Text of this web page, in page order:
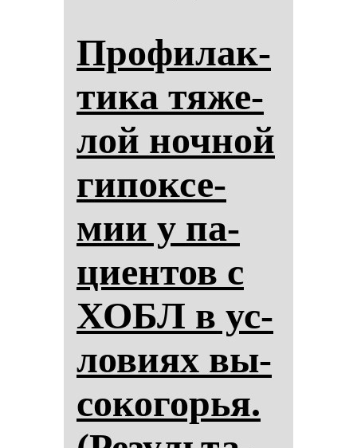
Про­фи­лак­
ти­ка тя­же­
лой ноч­ной
ги­пок­се­
мии у па­
ци­ен­тов с
ХОБЛ в ус­
ло­ви­ях вы­
со­ко­горья.